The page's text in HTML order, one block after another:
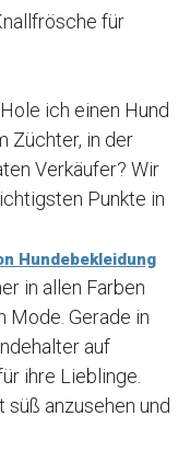
für
ich einen Hund
Züchter, in der
Verkäufer? Wir
Punkte in
Hundebekleidung
in allen Farben
Mode. Gerade in
auf
ihre Lieblinge.
anzusehen und